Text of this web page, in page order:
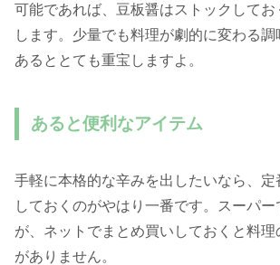
可能であれば、豆板醤はストックしてお
します。少量でも料理が劇的に変わる
あるととても重宝しますよ。
あると便利なアイテム
手軽に本格的な辛みを出したいなら、
しておくのがやはり一番です。スーパ
が、ネットでまとめ買いしておくと料理
がありません。